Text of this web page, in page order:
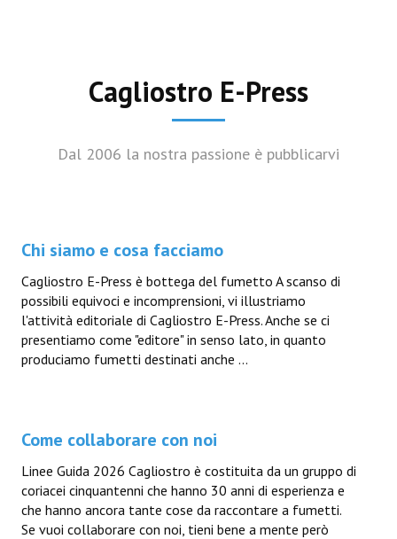
Cagliostro E-Press
Dal 2006 la nostra passione è pubblicarvi
Chi siamo e cosa facciamo
Cagliostro E-Press è bottega del fumetto A scanso di
possibili equivoci e incomprensioni, vi illustriamo
l'attività editoriale di Cagliostro E-Press. Anche se ci
presentiamo come "editore" in senso lato, in quanto
produciamo fumetti destinati anche ...
Come collaborare con noi
Linee Guida 2026 Cagliostro è costituita da un gruppo di
coriacei cinquantenni che hanno 30 anni di esperienza e
che hanno ancora tante cose da raccontare a fumetti.
Se vuoi collaborare con noi, tieni bene a mente però